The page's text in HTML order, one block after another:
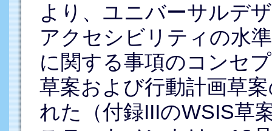
より、ユニバーサルデ
アクセシビリティの水
に関する事項のコンセ
草案および行動計画草
れた（付録IIIのWSIS草